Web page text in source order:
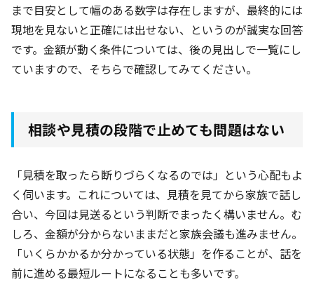
まで目安として幅のある数字は存在しますが、最終的には
現地を見ないと正確には出せない、というのが誠実な回答
です。金額が動く条件については、後の見出しで一覧にし
ていますので、そちらで確認してみてください。
相談や見積の段階で止めても問題はない
「見積を取ったら断りづらくなるのでは」という心配もよ
く伺います。これについては、見積を見てから家族で話し
合い、今回は見送るという判断でまったく構いません。む
しろ、金額が分からないままだと家族会議も進みません。
「いくらかかるか分かっている状態」を作ることが、話を
前に進める最短ルートになることも多いです。